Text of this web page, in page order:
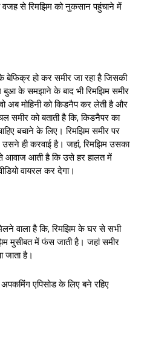
से रिमझिम को नुकसान पहुंचाने में
बेफिक्र हो कर समीर जा रहा है जिसकी
के समझाने के बाद भी रिमझिम समीर
अब मोहिनी को किडनैप कर लेती है और
को बताती है कि, किडनैपर का
बचाने के लिए। रिमझिम समीर पर
ही करवाई है। जहां, रिमझिम उसका
आवाज आती है कि उसे हर हालत में
वायरल कर देगा।
वाला है कि, रिमझिम के घर से सभी
मुसीबत में फंस जाती है। जहां समीर
जाता है।
एपिसोड के लिए बने रहिए